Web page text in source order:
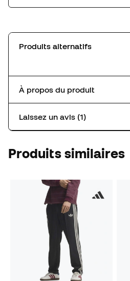
Produits alternatifs
À propos du produit
Laissez un avis (1)
Produits similaires